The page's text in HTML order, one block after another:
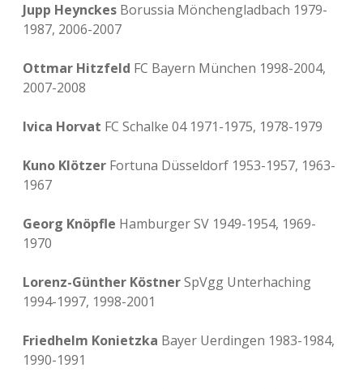
Jupp Heynckes Borussia Mönchengladbach 1979-
1987, 2006-2007
Ottmar Hitzfeld FC Bayern München 1998-2004,
2007-2008
Ivica Horvat FC Schalke 04 1971-1975, 1978-1979
Kuno Klötzer Fortuna Düsseldorf 1953-1957, 1963-
1967
Georg Knöpfle Hamburger SV 1949-1954, 1969-
1970
Lorenz-Günther KöstnerSpVgg Unterhaching
1994-1997, 1998-2001
Friedhelm Konietzka Bayer Uerdingen 1983-1984,
1990-1991